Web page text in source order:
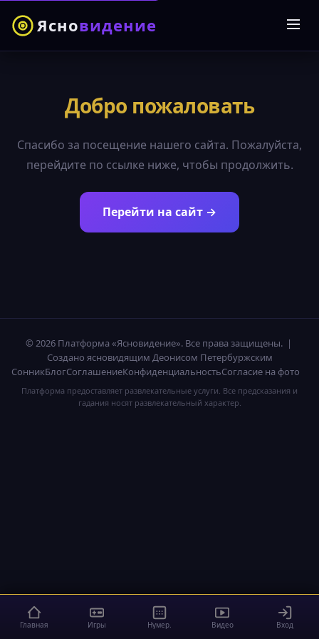
Ясновидение
Добро пожаловать
Спасибо за посещение нашего сайта. Пожалуйста,
перейдите по ссылке ниже, чтобы продолжить.
Перейти на сайт →
© 2026 Платформа «Ясновидение». Все права защищены. |
Создано ясновидящим Деонисом Петербуржским
СонникБлогСоглашениеКонфиденциальностьСогласие на фото
Платформа предоставляет развлекательные услуги. Все предсказания и
гадания носят развлекательный характер.
Главная Игры Нумер. Видео Вход